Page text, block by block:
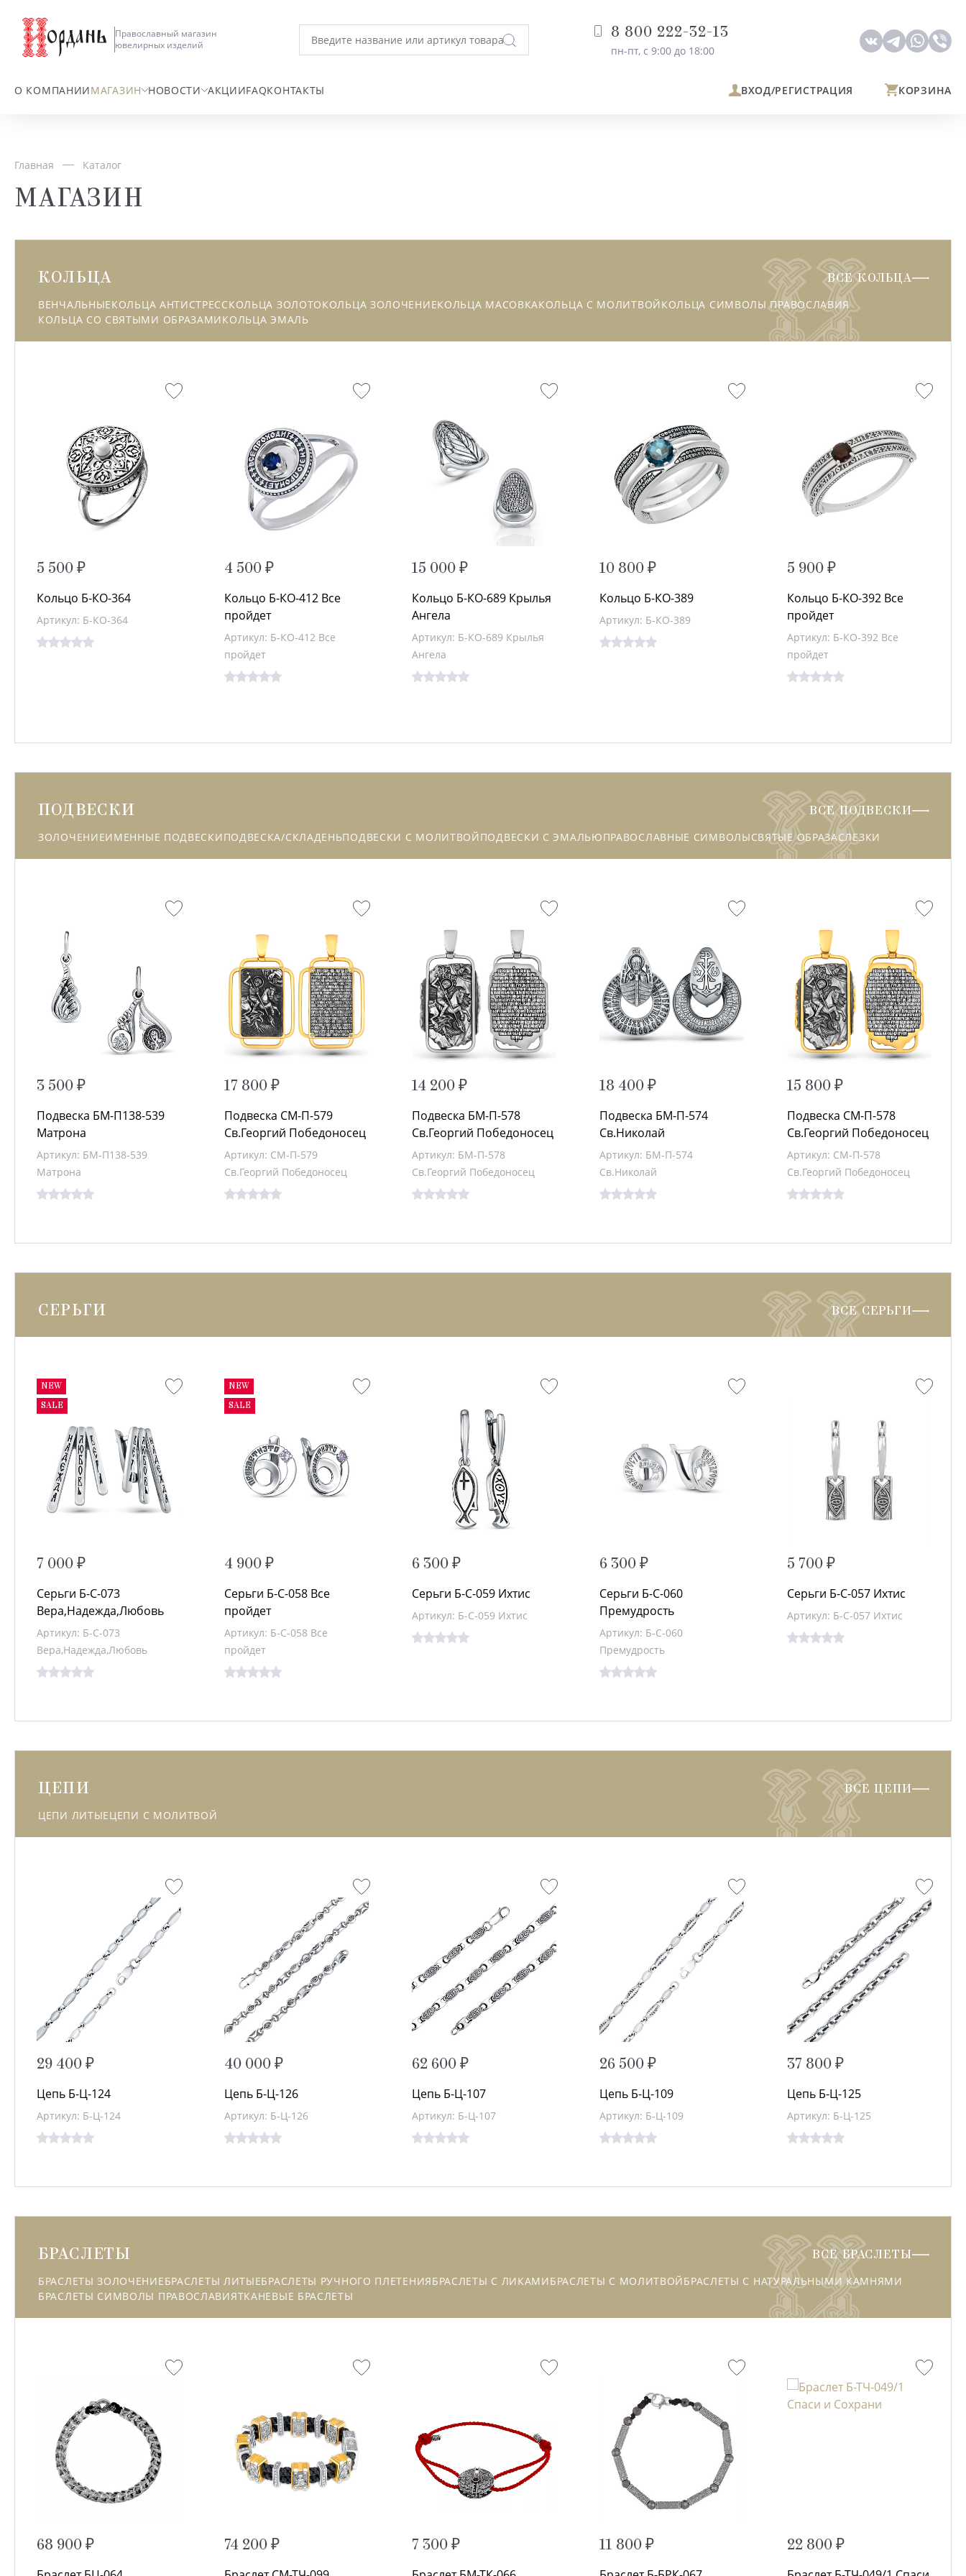
Православный магазин
ювелирных изделий
8 800 222-32-13
пн-пт, с 9:00 до 18:00
О КОМПАНИИМАГАЗИН НОВОСТИ АКЦИИFAQКОНТАКТЫ ВХОД/РЕГИСТРАЦИЯ КОРЗИНА
Главная Каталог
МАГАЗИН
КОЛЬЦА
ВЕНЧАЛЬНЫЕКОЛЬЦА АНТИСТРЕССКОЛЬЦА ЗОЛОТОКОЛЬЦА ЗОЛОЧЕНИЕКОЛЬЦА МАСОВКАКОЛЬЦА С МОЛИТВОЙКОЛЬЦА СИМВОЛЫ ПРАВОСЛАВИЯ
КОЛЬЦА СО СВЯТЫМИ ОБРАЗАМИКОЛЬЦА ЭМАЛЬ
ВСЕ КОЛЬЦА
5 500 ₽
Кольцо Б-КО-364
Артикул: Б-КО-364
4 500 ₽
Кольцо Б-КО-412 Все
пройдет
Артикул: Б-КО-412 Все
пройдет
15 000 ₽
Кольцо Б-КО-689 Крылья
Ангела
Артикул: Б-КО-689 Крылья
Ангела
10 800 ₽
Кольцо Б-КО-389
Артикул: Б-КО-389
5 900 ₽
Кольцо Б-КО-392 Все
пройдет
Артикул: Б-КО-392 Все
пройдет
ПОДВЕСКИ
ЗОЛОЧЕНИЕИМЕННЫЕ ПОДВЕСКИПОДВЕСКА/СКЛАДЕНЬПОДВЕСКИ С МОЛИТВОЙПОДВЕСКИ С ЭМАЛЬЮПРАВОСЛАВНЫЕ СИМВОЛЫСВЯТЫЕ ОБРАЗАСЛЕЗКИ
ВСЕ ПОДВЕСКИ
3 500 ₽
Подвеска БМ-П138-539
Матрона
Артикул: БМ-П138-539
Матрона
17 800 ₽
Подвеска СМ-П-579
Св.Георгий Победоносец
Артикул: СМ-П-579
Св.Георгий Победоносец
14 200 ₽
Подвеска БМ-П-578
Св.Георгий Победоносец
Артикул: БМ-П-578
Св.Георгий Победоносец
18 400 ₽
Подвеска БМ-П-574
Св.Николай
Артикул: БМ-П-574
Св.Николай
15 800 ₽
Подвеска СМ-П-578
Св.Георгий Победоносец
Артикул: СМ-П-578
Св.Георгий Победоносец
СЕРЬГИ ВСЕ СЕРЬГИ
NEW
SALE
7 000 ₽
Серьги Б-С-073
Вера,Надежда,Любовь
Артикул: Б-С-073
Вера,Надежда,Любовь
NEW
SALE
4 900 ₽
Серьги Б-С-058 Все
пройдет
Артикул: Б-С-058 Все
пройдет
6 300 ₽
Серьги Б-С-059 Ихтис
Артикул: Б-С-059 Ихтис
6 300 ₽
Серьги Б-С-060
Премудрость
Артикул: Б-С-060
Премудрость
5 700 ₽
Серьги Б-С-057 Ихтис
Артикул: Б-С-057 Ихтис
ЦЕПИ
ЦЕПИ ЛИТЫЕЦЕПИ С МОЛИТВОЙ
ВСЕ ЦЕПИ
29 400 ₽
Цепь Б-Ц-124
Артикул: Б-Ц-124
40 000 ₽
Цепь Б-Ц-126
Артикул: Б-Ц-126
62 600 ₽
Цепь Б-Ц-107
Артикул: Б-Ц-107
26 500 ₽
Цепь Б-Ц-109
Артикул: Б-Ц-109
37 800 ₽
Цепь Б-Ц-125
Артикул: Б-Ц-125
БРАСЛЕТЫ
БРАСЛЕТЫ ЗОЛОЧЕНИЕБРАСЛЕТЫ ЛИТЫЕБРАСЛЕТЫ РУЧНОГО ПЛЕТЕНИЯБРАСЛЕТЫ С ЛИКАМИБРАСЛЕТЫ С МОЛИТВОЙБРАСЛЕТЫ С НАТУРАЛЬНЫМИ КАМНЯМИ
БРАСЛЕТЫ СИМВОЛЫ ПРАВОСЛАВИЯТКАНЕВЫЕ БРАСЛЕТЫ
ВСЕ БРАСЛЕТЫ
68 900 ₽ 74 200 ₽ 7 300 ₽ 11 800 ₽ 22 800 ₽